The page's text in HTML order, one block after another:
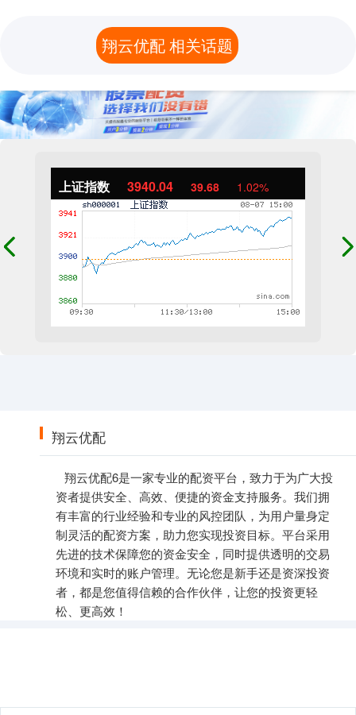
上证指数 3940.04 39.68 1.02%
翔云优配
翔云优配6是一家专业的配资平台，致力于为广大投
资者提供安全、高效、便捷的资金支持服务。我们拥
有丰富的行业经验和专业的风控团队，为用户量身定
制灵活的配资方案，助力您实现投资目标。平台采用
先进的技术保障您的资金安全，同时提供透明的交易
环境和实时的账户管理。无论您是新手还是资深投资
者，都是您值得信赖的合作伙伴，让您的投资更轻
松、更高效！
翔云优配 相关话题